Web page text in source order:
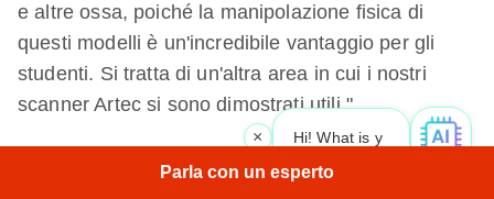
e altre ossa, poiché la manipolazione fisica di
questi modelli è un'incredibile vantaggio per gli
studenti. Si tratta di un'altra area in cui i nostri
scanner Artec si sono dimostrati utili."
: "Ad esempio, se prendi
Hi! What is your request? 👀
Parla con un esperto